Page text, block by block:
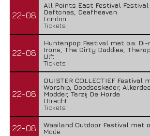
22-08
All Points East Festival Festival
Deftones, Deafheaven
London
Tickets
22-08
Huntenpop Festival met o.a.
Irons, The Dirty Daddies,
Ulft
Tickets
22-08
DUISTER COLLECTIEF Festival
Worship, Doodseskader,
Modder, Terzij De Horde
Utrecht
Tickets
22-08
Waailand Outdoor Festival met
Made